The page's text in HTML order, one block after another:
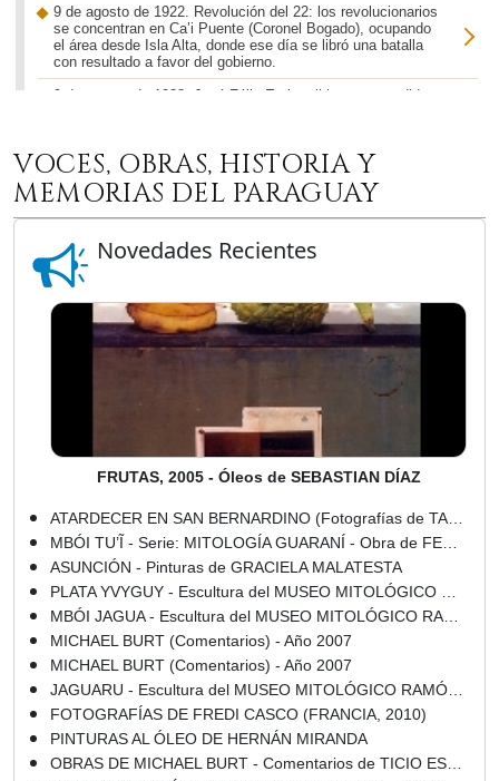
9 de agosto de 1922. Revolución del 22: los revolucionarios
se concentran en Ca’i Puente (Coronel Bogado), ocupando
el área desde Isla Alta, donde ese día se libró una batalla
con resultado a favor del gobierno.
9 de agosto de 1928. José Félix Estigarribia es ascendido a
embajador de Suecia en el Paraguay.
9 de agosto de 1946. Muere Josefina Rivarola, viuda del ex
9 de agosto de 1947. Nace Justo García Soria, periodista y
catedrático.
convenio comercial firmado con el Canadá en 1940.
9 de agosto de 1950. Nace en Cnel. Oviedo, Justo Pastor
Barrera Ayala, acordeonista y compositor.
9 de agosto de 1961. Se inicia la construcción de 200
viviendas destinadas a obreros municipales, en el barrio
9 de agosto de 1966. Nace Susana Oviedo, periodista y
docente.
VOCES, OBRAS, HISTORIA Y
MEMORIAS DEL PARAGUAY
Novedades Recientes
FRUTAS, 2005 - Óleos de SEBASTIAN DÍAZ
ASUNCIÓN - Pinturas de GRACIELA MALATESTA
MICHAEL BURT (Comentarios) - Año 2007
MICHAEL BURT (Comentarios) - Año 2007
FOTOGRAFÍAS DE FREDI CASCO (FRANCIA, 2010)
PINTURAS AL ÓLEO DE HERNÁN MIRANDA